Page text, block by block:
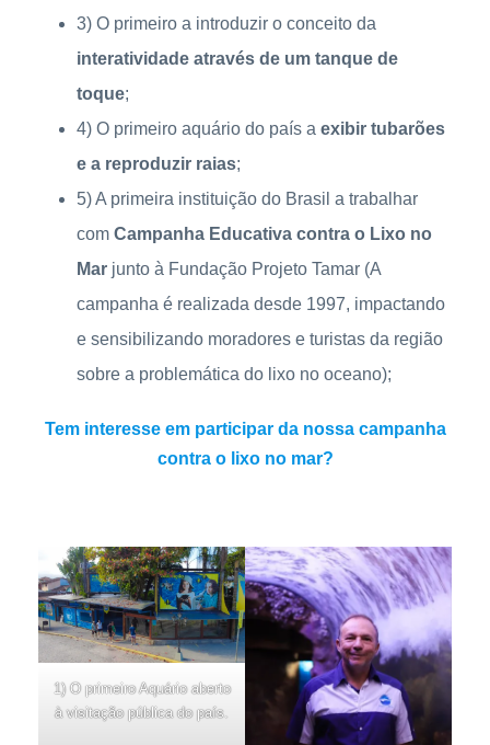
3) O primeiro a introduzir o conceito da
interatividade através de um tanque de
toque;
4) O primeiro aquário do país a exibir tubarões
e a reproduzir raias;
5) A primeira instituição do Brasil a trabalhar
com Campanha Educativa contra o Lixo no
Mar junto à Fundação Projeto Tamar (A
campanha é realizada desde 1997, impactando
e sensibilizando moradores e turistas da região
sobre a problemática do lixo no oceano);
Tem interesse em participar da nossa campanha
contra o lixo no mar?
1) O primeiro Aquário aberto
à visitação pública do país.